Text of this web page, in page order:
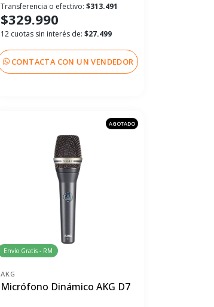
Transferencia o efectivo: $313.491
$329.990
12 cuotas sin interés de: $27.499
CONTACTA CON UN VENDEDOR
AGOTADO
Envío Gratis - RM
AKG
Micrófono Dinámico AKG D7